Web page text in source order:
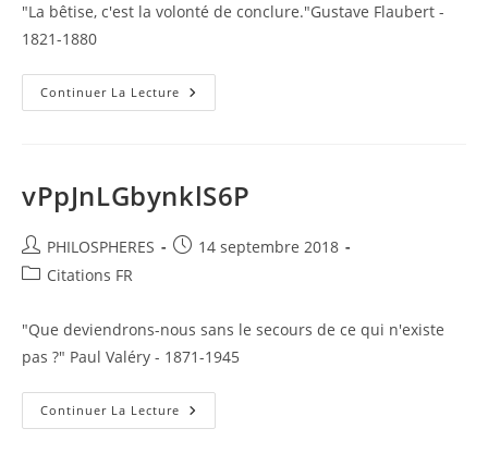
"La bêtise, c'est la volonté de conclure."Gustave Flaubert -
1821-1880
Continuer La Lecture UwoljeiEigHgpuC
vPpJnLGbynklS6P
Auteur/autrice
de
PHILOSPHERES
Publication
14 septembre 2018
PostCitations FR
"Que deviendrons-nous sans le secours de ce qui n'existe
pas ?" Paul Valéry - 1871-1945
Continuer La Lecture VPpJnLGbynklS6P